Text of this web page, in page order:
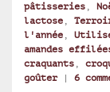
pâtisseries ,
lactose ,
l'année ,
amandes
craquants ,
goûter
| 6